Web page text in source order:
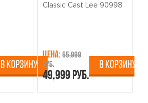
В КОРЗИНУ
Classic Cast Lee 90998
Цена: 55,999
руб.
49,999 руб.
В КОРЗИНУ